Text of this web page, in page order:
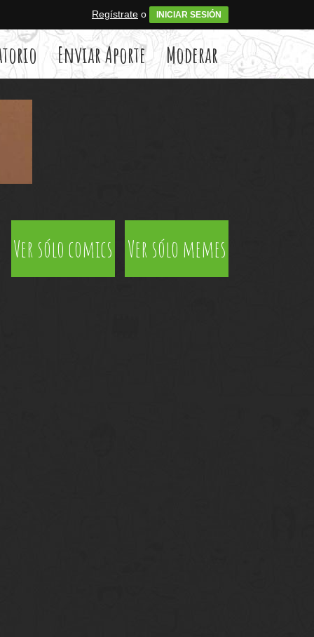
Regístrate o INICIAR SESIÓN
Enviar Aporte Moderar
Ver sólo comics Ver sólo memes